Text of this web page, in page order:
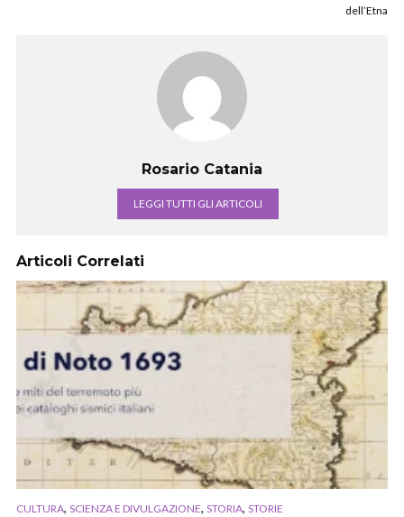
dell’Etna
Rosario Catania
LEGGI TUTTI GLI ARTICOLI
Articoli Correlati
CULTURA, SCIENZA E DIVULGAZIONE, STORIA, STORIE